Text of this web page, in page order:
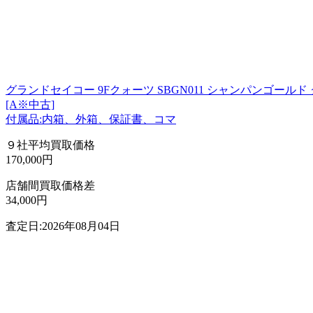
グランドセイコー 9Fクォーツ SBGN011 シャンパンゴールド
[A※中古]
付属品:内箱、外箱、保証書、コマ
９社平均買取価格
170,000円
店舗間買取価格差
34,000円
査定日:2026年08月04日